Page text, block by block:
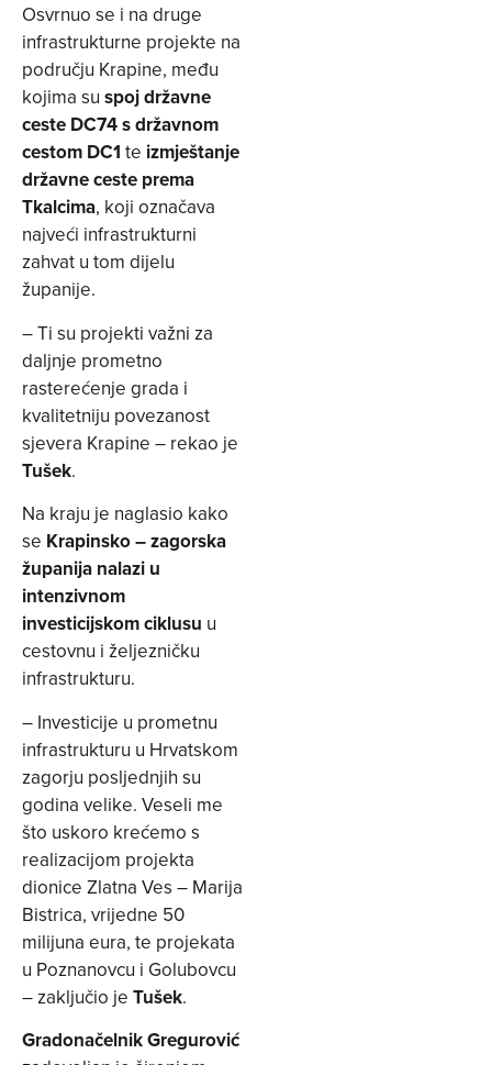
Osvrnuo se i na druge
infrastrukturne projekte na
području Krapine, među
kojima su spoj državne
ceste DC74 s državnom
cestom DC1 te izmještanje
državne ceste prema
Tkalcima, koji označava
najveći infrastrukturni
zahvat u tom dijelu
županije.
– Ti su projekti važni za
daljnje prometno
rasterećenje grada i
kvalitetniju povezanost
sjevera Krapine – rekao je
Tušek.
Na kraju je naglasio kako
se Krapinsko – zagorska
županija nalazi u
intenzivnom
investicijskom ciklusu u
cestovnu i željezničku
infrastrukturu.
– Investicije u prometnu
infrastrukturu u Hrvatskom
zagorju posljednjih su
godina velike. Veseli me
što uskoro krećemo s
realizacijom projekta
dionice Zlatna Ves – Marija
Bistrica, vrijedne 50
milijuna eura, te projekata
u Poznanovcu i Golubovcu
– zaključio je Tušek.
Gradonačelnik Gregurović